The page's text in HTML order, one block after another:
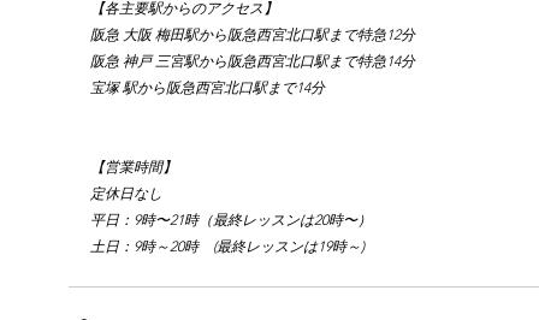
【各主要駅からのアクセス】
阪急 大阪 梅田駅から阪急西宮北口駅まで特急12分
阪急 神戸 三宮駅から阪急西宮北口駅まで特急14分
宝塚 駅から阪急西宮北口駅まで14分
【営業時間】
定休日なし
平日：9時〜21時（最終レッスンは20時〜）
土日：9時～20時　(最終レッスンは19時～)